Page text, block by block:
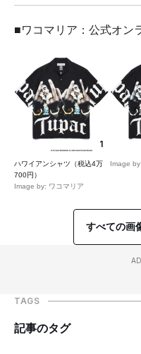
■ワコマリア：公式オン
1
ハワイアンシャツ（税込4万
700円）
Image by: ワコマリア
Image
すべての画
TAGS
記事のタグ